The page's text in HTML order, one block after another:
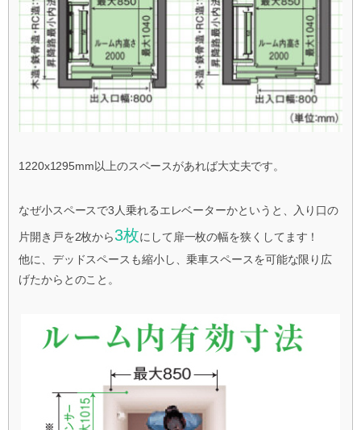
1220x1295mm以上のスペースがあれば大丈夫です。
なぜ小スペースで3人乗れるエレベーターかというと、入り口の
片開き戸を2枚から3枚にして扉一枚の幅を狭くしてます！
他に、デッドスペースも縮小し、乗車スペースを可能な限り広
げたからとのこと。